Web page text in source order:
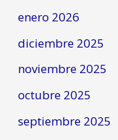
enero 2026
diciembre 2025
noviembre 2025
octubre 2025
septiembre 2025